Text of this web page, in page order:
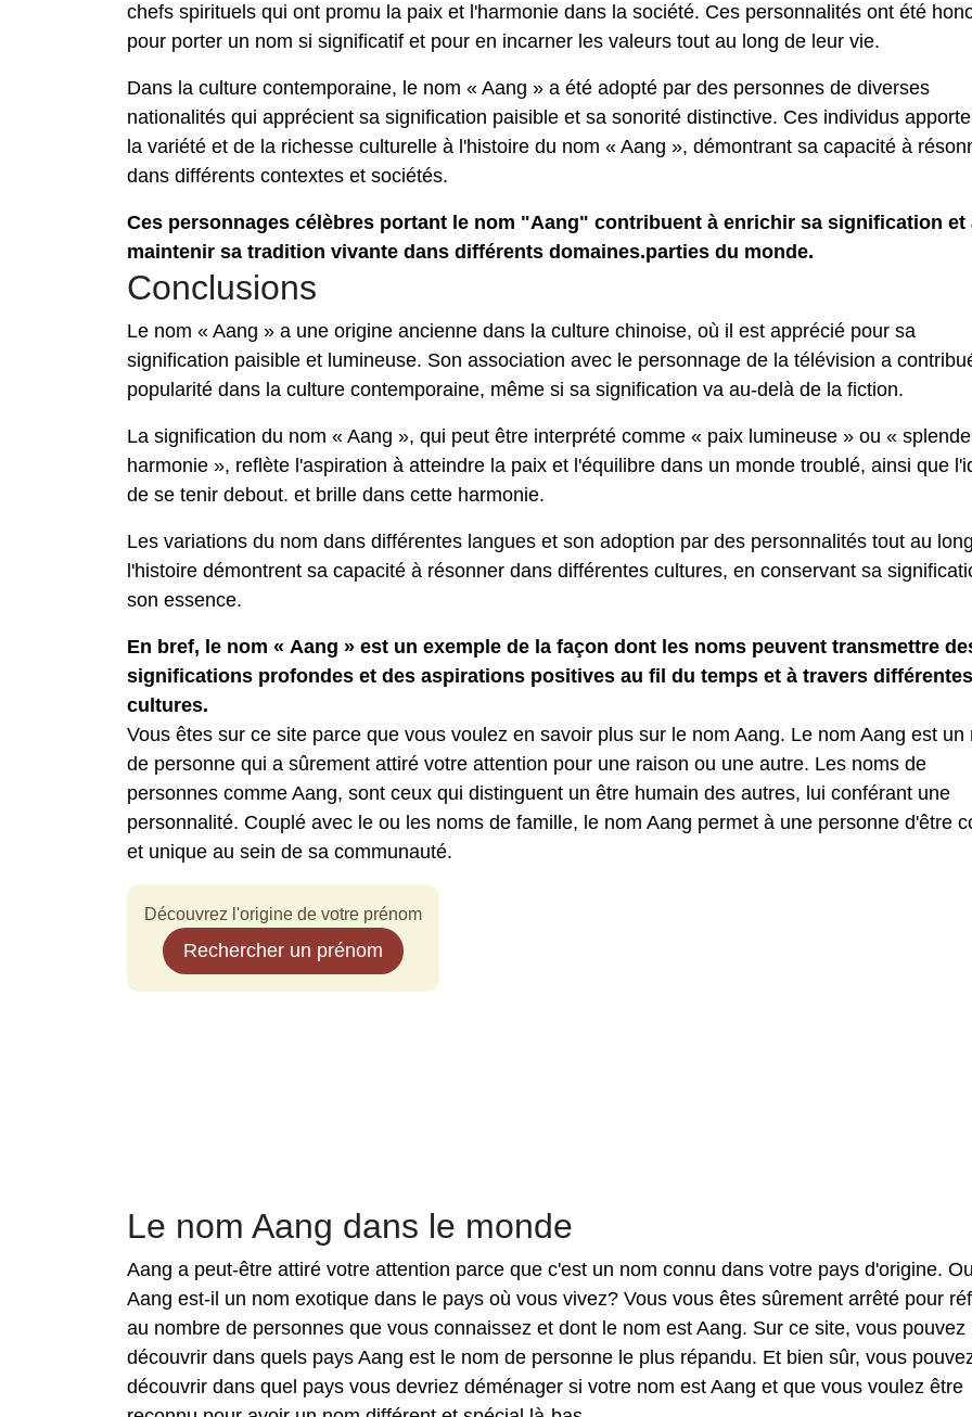
chefs spirituels qui ont promu la paix et l'harmonie dans la société. Ces personnalités ont été
pour porter un nom si significatif et pour en incarner les valeurs tout au long de leur vie.
Dans la culture contemporaine, le nom « Aang » a été adopté par des personnes de diverses
nationalités qui apprécient sa signification paisible et sa sonorité distinctive. Ces individus
la variété et de la richesse culturelle à l'histoire du nom « Aang », démontrant sa capacité à
dans différents contextes et sociétés.
Ces personnages célèbres portant le nom "Aang" contribuent à enrichir sa signification et
maintenir sa tradition vivante dans différents domaines.parties du monde.
Conclusions
Le nom « Aang » a une origine ancienne dans la culture chinoise, où il est apprécié pour sa
signification paisible et lumineuse. Son association avec le personnage de la télévision a
popularité dans la culture contemporaine, même si sa signification va au-delà de la fiction.
La signification du nom « Aang », qui peut être interprété comme « paix lumineuse » ou «
harmonie », reflète l'aspiration à atteindre la paix et l'équilibre dans un monde troublé, ainsi que
de se tenir debout. et brille dans cette harmonie.
Les variations du nom dans différentes langues et son adoption par des personnalités tout au
l'histoire démontrent sa capacité à résonner dans différentes cultures, en conservant sa
son essence.
En bref, le nom « Aang » est un exemple de la façon dont les noms peuvent transmettre
significations profondes et des aspirations positives au fil du temps et à travers différentes
cultures.
Vous êtes sur ce site parce que vous voulez en savoir plus sur le nom Aang. Le nom Aang est un
de personne qui a sûrement attiré votre attention pour une raison ou une autre. Les noms de
personnes comme Aang, sont ceux qui distinguent un être humain des autres, lui conférant une
personnalité. Couplé avec le ou les noms de famille, le nom Aang permet à une personne d'être
et unique au sein de sa communauté.
Découvrez l'origine de votre prénom
Rechercher un prénom
Le nom Aang dans le monde
Aang a peut-être attiré votre attention parce que c'est un nom connu dans votre pays d'origine.
Aang est-il un nom exotique dans le pays où vous vivez? Vous vous êtes sûrement arrêté pour
au nombre de personnes que vous connaissez et dont le nom est Aang. Sur ce site, vous pouvez
découvrir dans quels pays Aang est le nom de personne le plus répandu. Et bien sûr, vous
découvrir dans quel pays vous devriez déménager si votre nom est Aang et que vous voulez être